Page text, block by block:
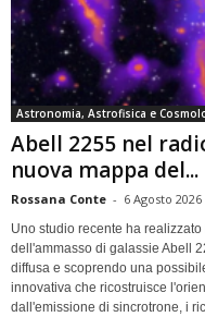
Astronomia, Astrofisica e
Abell 2255 nel
nuova mappa del...
Rossana Conte - 6 Agosto 2026
Uno studio recente ha
dell'ammasso di galassie Abell
diffusa e scoprendo una
innovativa che ricostruisce
dall'emissione di sincrotrone, i